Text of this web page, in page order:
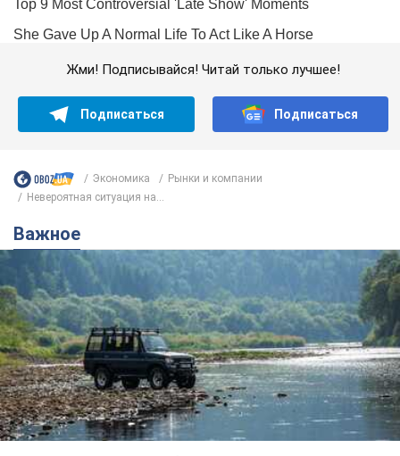
Жми! Подписывайся! Читай только лучшее!
Подписаться Подписаться
Экономика
Рынки и компании
Невероятная ситуация на...
Важное